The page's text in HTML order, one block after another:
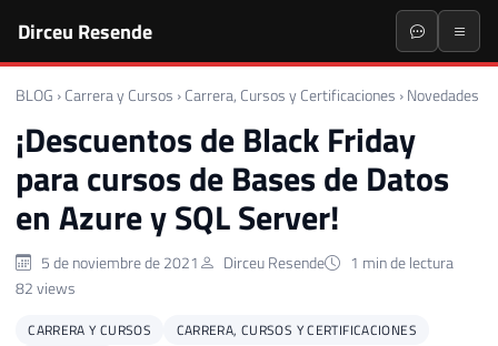
Dirceu Resende
BLOG › Carrera y Cursos › Carrera, Cursos y Certificaciones › Novedades
¡Descuentos de Black Friday
para cursos de Bases de Datos
en Azure y SQL Server!
5 de noviembre de 2021 Dirceu Resende
1 min de lectura
82 views
CARRERA Y CURSOS
CARRERA, CURSOS Y CERTIFICACIONES